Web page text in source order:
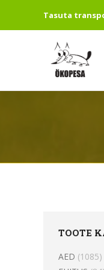
Tasuta
TOOTE
AED (1085)